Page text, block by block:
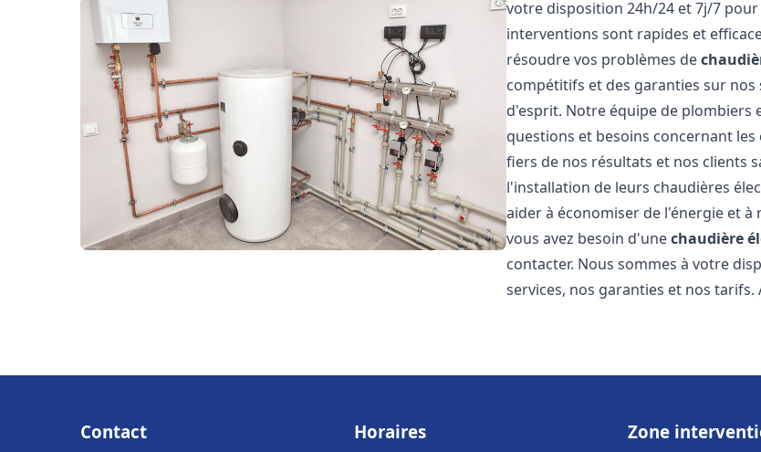
votre disposition 24h/24 et 7j/7
interventions sont rapides et
résoudre vos problèmes de
compétitifs et des garanties sur
d'esprit. Notre équipe de
questions et besoins concernant
fiers de nos résultats et nos clients
l'installation de leurs chaudières
aider à économiser de l'énergie et
vous avez besoin d'unechaudière
contacter. Nous sommes à votre
services, nos garanties et nos
Contact Horaires Zone